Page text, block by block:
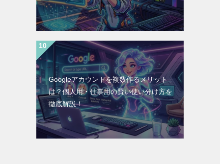
Googleアカウントを複数作るメリット
は？個人用・仕事用の賢い使い分け方を
徹底解説！